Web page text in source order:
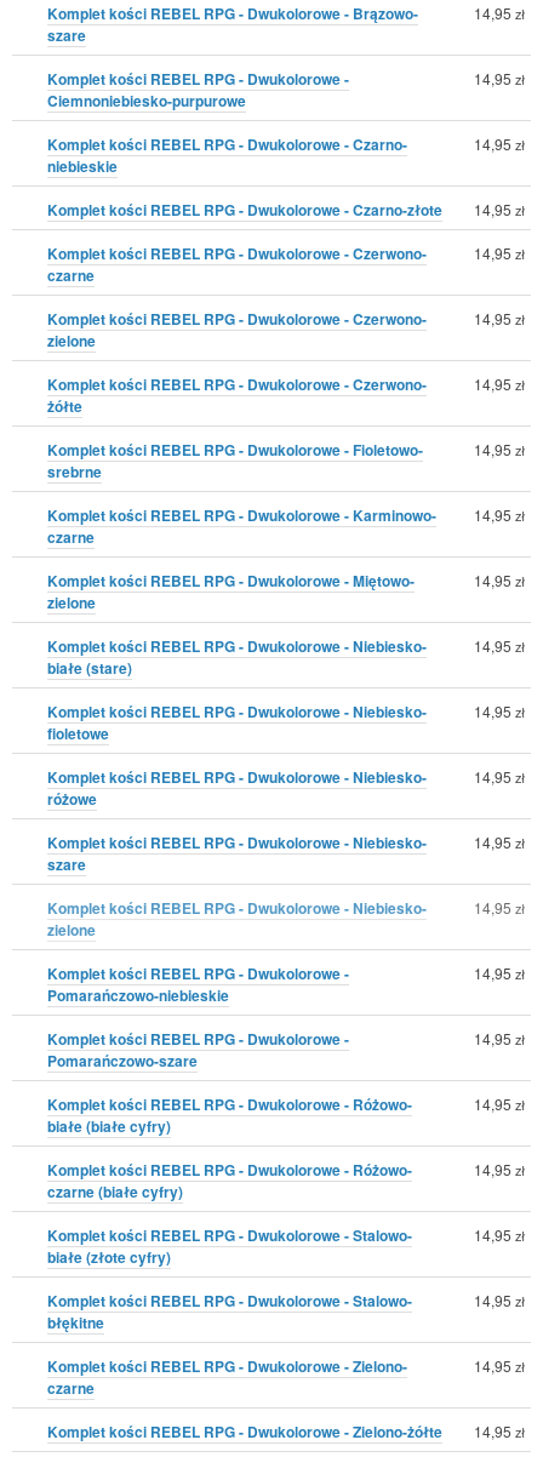
Komplet kości REBEL RPG - Dwukolorowe - Brązowo-
szare
14,95 zł
Komplet kości REBEL RPG - Dwukolorowe -
Ciemnoniebiesko-purpurowe
14,95 zł
Komplet kości REBEL RPG - Dwukolorowe - Czarno-
niebieskie
14,95 zł
Komplet kości REBEL RPG - Dwukolorowe - Czarno-złote 14,95 zł
Komplet kości REBEL RPG - Dwukolorowe - Czerwono-
czarne
14,95 zł
Komplet kości REBEL RPG - Dwukolorowe - Czerwono-
zielone
14,95 zł
Komplet kości REBEL RPG - Dwukolorowe - Czerwono-
żółte
14,95 zł
Komplet kości REBEL RPG - Dwukolorowe - Fioletowo-
srebrne
14,95 zł
Komplet kości REBEL RPG - Dwukolorowe - Karminowo-
czarne
14,95 zł
Komplet kości REBEL RPG - Dwukolorowe - Miętowo-
zielone
14,95 zł
Komplet kości REBEL RPG - Dwukolorowe - Niebiesko-
białe (stare)
14,95 zł
Komplet kości REBEL RPG - Dwukolorowe - Niebiesko-
fioletowe
14,95 zł
Komplet kości REBEL RPG - Dwukolorowe - Niebiesko-
różowe
14,95 zł
Komplet kości REBEL RPG - Dwukolorowe - Niebiesko-
szare
14,95 zł
Komplet kości REBEL RPG - Dwukolorowe - Niebiesko-
zielone
14,95 zł
Komplet kości REBEL RPG - Dwukolorowe -
Pomarańczowo-niebieskie
14,95 zł
Komplet kości REBEL RPG - Dwukolorowe -
Pomarańczowo-szare
14,95 zł
Komplet kości REBEL RPG - Dwukolorowe - Różowo-
białe (białe cyfry)
14,95 zł
Komplet kości REBEL RPG - Dwukolorowe - Różowo-
czarne (białe cyfry)
14,95 zł
Komplet kości REBEL RPG - Dwukolorowe - Stalowo-
białe (złote cyfry)
14,95 zł
Komplet kości REBEL RPG - Dwukolorowe - Stalowo-
błękitne
14,95 zł
Komplet kości REBEL RPG - Dwukolorowe - Zielono-
czarne
14,95 zł
Komplet kości REBEL RPG - Dwukolorowe - Zielono-żółte 14,95 zł